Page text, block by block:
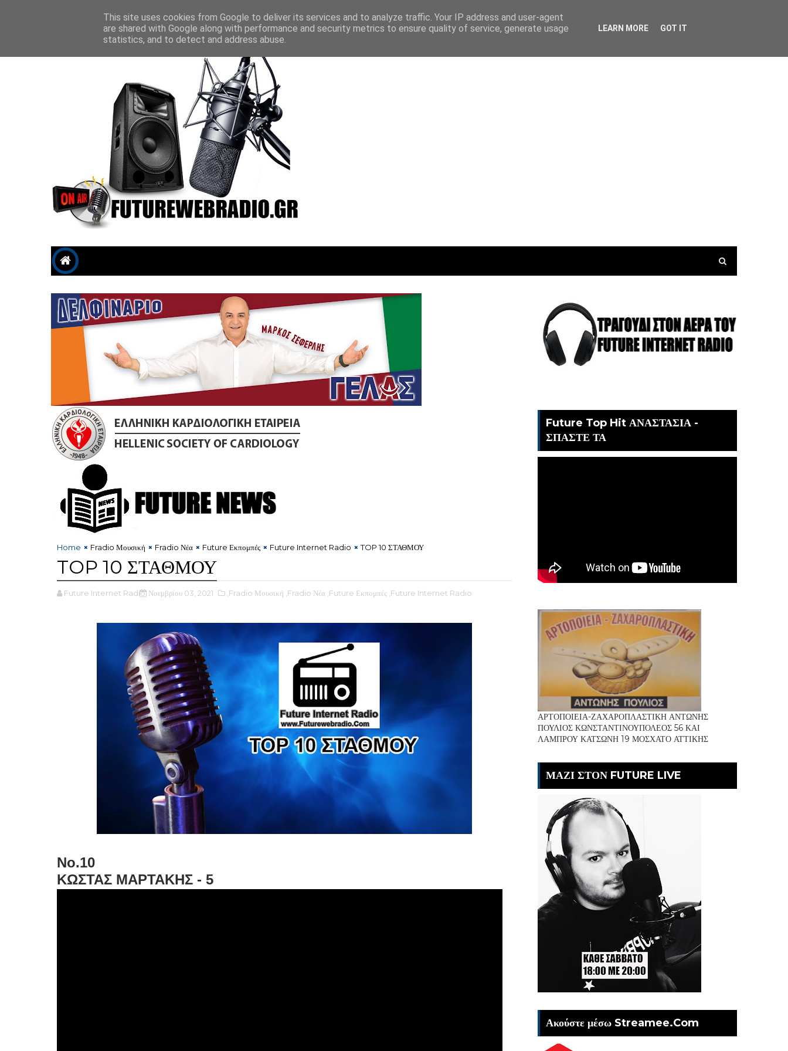
Streamee
Home Fradio Μουσική Fradio Νέα Future Εκπομπές Future Internet Radio TOP 10 ΣΤΑΘΜΟΥ
TOP 10 ΣΤΑΘΜΟΥ
Future Internet Radio Νοεμβρίου 03, 2021 ,Fradio Μουσική ,Fradio Νέα ,Future Εκπομπές ,Future Internet Radio
No.10
ΚΩΣΤΑΣ ΜΑΡΤΑΚΗΣ - 5
Future Top Hit ΑΝΑΣΤΑΣΙΑ -
ΣΠΑΣΤΕ ΤΑ
ΑΡΤΟΠΟΙΕΙΑ-ΖΑΧΑΡΟΠΛΑΣΤΙΚΗ ΑΝΤΩΝΗΣ
ΠΟΥΛΙΟΣ ΚΩΝΣΤΑΝΤΙΝΟΥΠΟΛΕΟΣ 56 ΚΑΙ
ΛΑΜΠΡΟΥ ΚΑΤΣΩΝΗ 19 ΜΟΣΧΑΤΟ ΑΤΤΙΚΗΣ
ΜΑΖΙ ΣΤΟΝ FUTURE LIVE
Ακούστε μέσω Streamee.Com
This site uses cookies from Google to deliver its services and to analyze traffic. Your IP address and user-agent
are shared with Google along with performance and security metrics to ensure quality of service, generate usage
statistics, and to detect and address abuse.
LEARN MORE GOT IT